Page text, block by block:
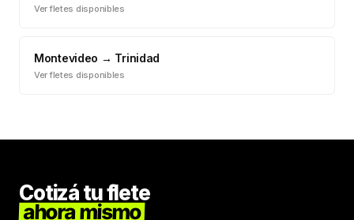
Ver fletes disponibles
Montevideo → Trinidad
Ver fletes disponibles
Cotizá tu flete
ahora mismo